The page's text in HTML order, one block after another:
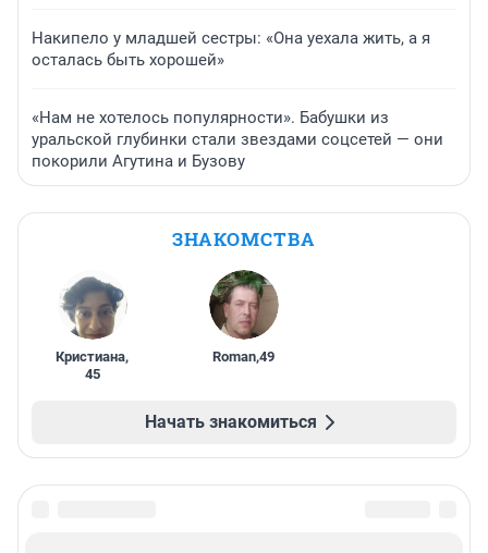
Накипело у младшей сестры: «Она уехала жить, а я
осталась быть хорошей»
«Нам не хотелось популярности». Бабушки из
уральской глубинки стали звездами соцсетей — они
покорили Агутина и Бузову
ЗНАКОМСТВА
Кристиана,
45
Roman,49
Начать знакомиться